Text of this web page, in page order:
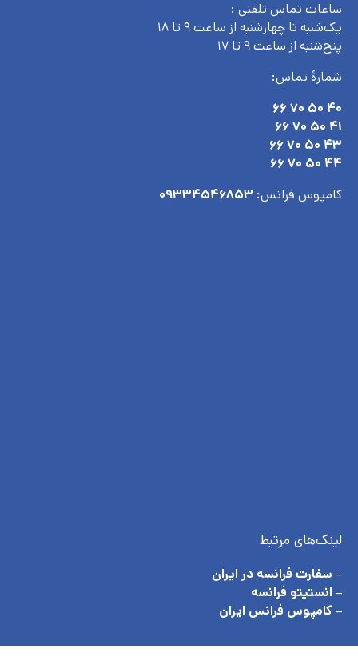
ساعات تماس تلفنی :
یک‌شنبه تا چهارشنبه از ساعت ۹ تا ۱۸
پنج‌شنبه از ساعت ۹ تا ۱۷
شمارۀ تماس:
۴۰ ۵۰ ۷۰ ۶۶
۴۱ ۵۰ ۷۰ ۶۶
۴۳ ۵۰ ۷۰ ۶۶
۴۴ ۵۰ ۷۰ ۶۶
کامپوس فرانس: ۰۹۳۳۴۵۴۶۸۵۳
لینک‌های مرتبط
– سفارت فرانسه در ایران
– انستیتو فرانسه
– کامپوس فرانس ایران